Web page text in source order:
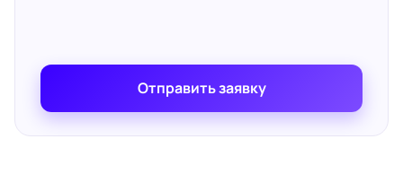
Отправить заявку